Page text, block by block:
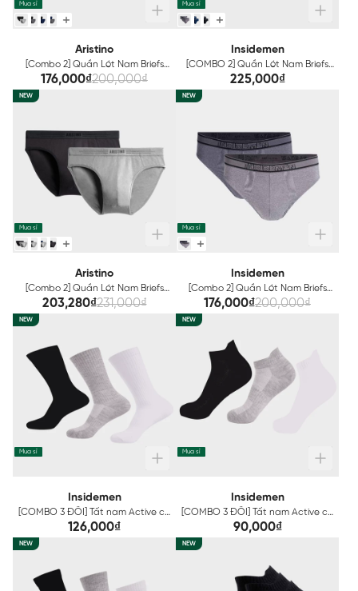
Mua sỉ
Aristino
[Combo 2] Quần Lót Nam Briefs
Bamboo Aristino ABF011EXP02
176,000₫200,000₫
Mua sỉ
Insidemen
[COMBO 2] Quần Lót Nam Briefs
BIGSIZE US IBF001EGP02
225,000₫
NEW
Mua sỉ
Aristino
[Combo 2] Quần Lót Nam Briefs
Cotton Organic Aristino
ABF001EXP02
203,280₫231,000₫
NEW
Mua sỉ
Insidemen
[Combo 2] Quần Lót Nam Briefs
Insidemen IBF005EXP02
176,000₫200,000₫
NEW
Mua sỉ
Insidemen
[COMBO 3 ĐÔI] Tất nam Active cổ
cao Insidemen ISC003EDP03
126,000₫
NEW
Mua sỉ
Insidemen
[COMBO 3 ĐÔI] Tất nam Active cổ
ngắn Insidemen ISC001EDP03
90,000₫
NEW NEW